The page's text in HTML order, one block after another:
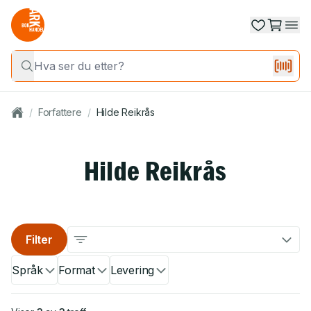
/ Forfattere / Hilde Reikrås
Hilde Reikrås
Språk Format Levering
Filter